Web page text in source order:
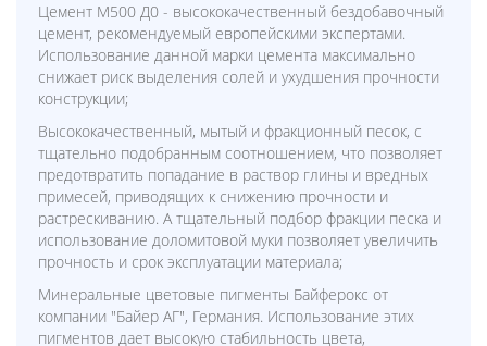
Цемент М500 Д0 - высококачественный бездобавочный
цемент, рекомендуемый европейскими экспертами.
Использование данной марки цемента максимально
снижает риск выделения солей и ухудшения прочности
конструкции;
Высококачественный, мытый и фракционный песок, с
тщательно подобранным соотношением, что позволяет
предотвратить попадание в раствор глины и вредных
примесей, приводящих к снижению прочности и
растрескиванию. А тщательный подбор фракции песка и
использование доломитовой муки позволяет увеличить
прочность и срок эксплуатации материала;
Минеральные цветовые пигменты Байферокс от
компании "Байер АГ", Германия. Использование этих
пигментов дает высокую стабильность цвета,